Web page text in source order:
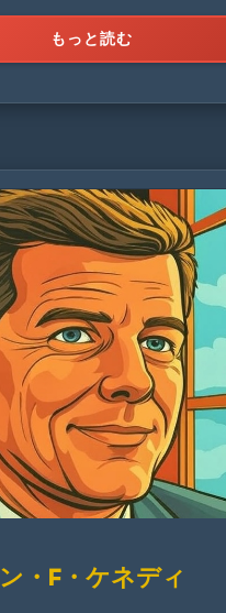
もっと読む
・F・ケネディ